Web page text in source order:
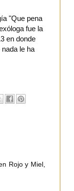
"Que pena
fue la
en donde
le ha
Rojo y Miel,